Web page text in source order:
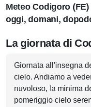
Meteo Codigoro
oggi, domani,
La giornata di
Giornata all'insegna
cielo. Andiamo a
nuvoloso, la minima
pomeriggio cielo